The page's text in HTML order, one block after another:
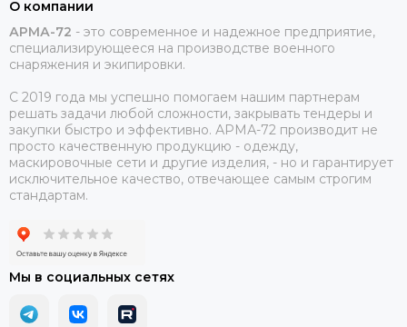
О компании
АРМА-72 - это современное и надежное предприятие,
специализирующееся на производстве военного
снаряжения и экипировки.
С 2019 года мы успешно помогаем нашим партнерам
решать задачи любой сложности, закрывать тендеры и
закупки быстро и эффективно. АРМА-72 производит не
просто качественную продукцию - одежду,
маскировочные сети и другие изделия, - но и гарантирует
исключительное качество, отвечающее самым строгим
стандартам.
Мы в социальных сетях